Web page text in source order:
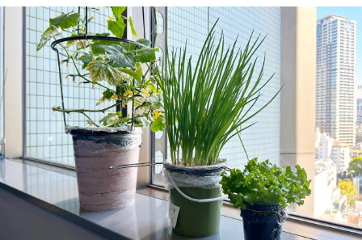
イベント・グッズ
YouTube
会社情報